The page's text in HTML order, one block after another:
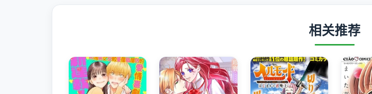
相关推荐